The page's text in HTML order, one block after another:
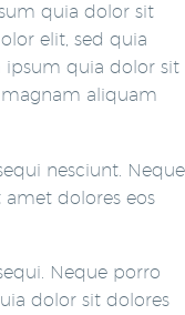
quia dolor sit
elit, sed quia
quia dolor sit
aliquam
nesciunt. Neque
dolores eos
Neque porro
dolor sit dolores